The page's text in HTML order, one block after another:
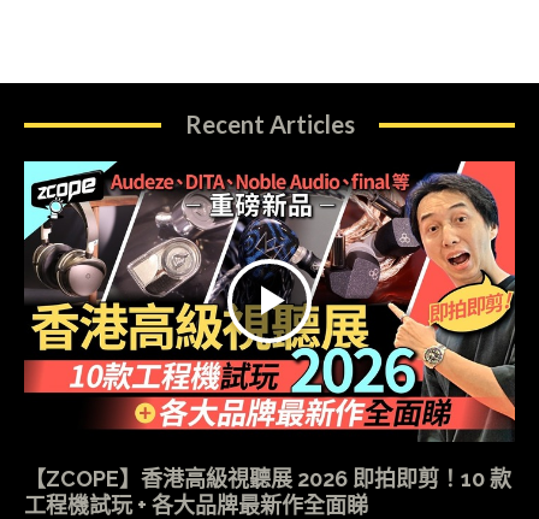
Recent Articles
【ZCOPE】香港高級視聽展 2026 即拍即剪！10 款
工程機試玩 + 各大品牌最新作全面睇